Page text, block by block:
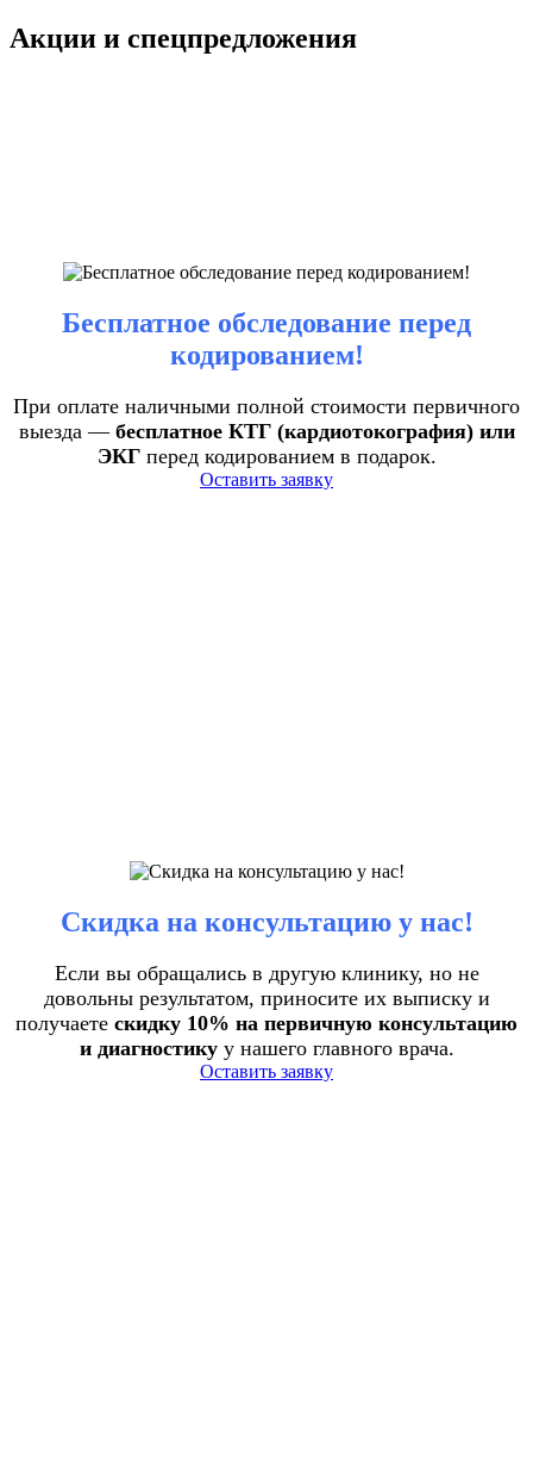
Акции и спецпредложения
Бесплатное обследование перед
кодированием!
При оплате наличными полной стоимости первичного
выезда — бесплатное КТГ (кардиотокография) или
ЭКГперед кодированием в подарок.
Оставить заявку
Скидка на консультацию у нас!
Если вы обращались в другую клинику, но не
довольны результатом, приносите их выписку и
получаете скидку 10% на первичную консультацию
и диагностикуу нашего главного врача.
Оставить заявку